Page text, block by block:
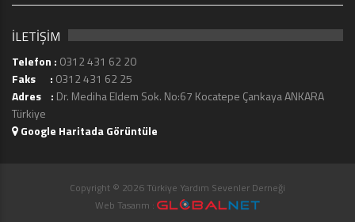
İLETİŞİM
Telefon : 0312 431 62 20
Faks : 0312 431 62 25
Adres : Dr. Mediha Eldem Sok. No:67 Kocatepe Çankaya ANKARA
Türkiye
Google Haritada Görüntüle
Copyright © 2026 Türkiye Yardım Sevenler Derneği
Web Tasarım :